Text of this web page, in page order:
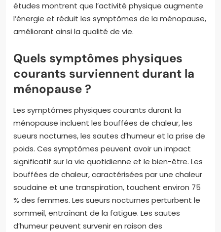
études montrent que l’activité physique augmente
l’énergie et réduit les symptômes de la ménopause,
améliorant ainsi la qualité de vie.
Quels symptômes physiques
courants surviennent durant la
ménopause ?
Les symptômes physiques courants durant la
ménopause incluent les bouffées de chaleur, les
sueurs nocturnes, les sautes d’humeur et la prise de
poids. Ces symptômes peuvent avoir un impact
significatif sur la vie quotidienne et le bien-être. Les
bouffées de chaleur, caractérisées par une chaleur
soudaine et une transpiration, touchent environ 75
% des femmes. Les sueurs nocturnes perturbent le
sommeil, entraînant de la fatigue. Les sautes
d’humeur peuvent survenir en raison des